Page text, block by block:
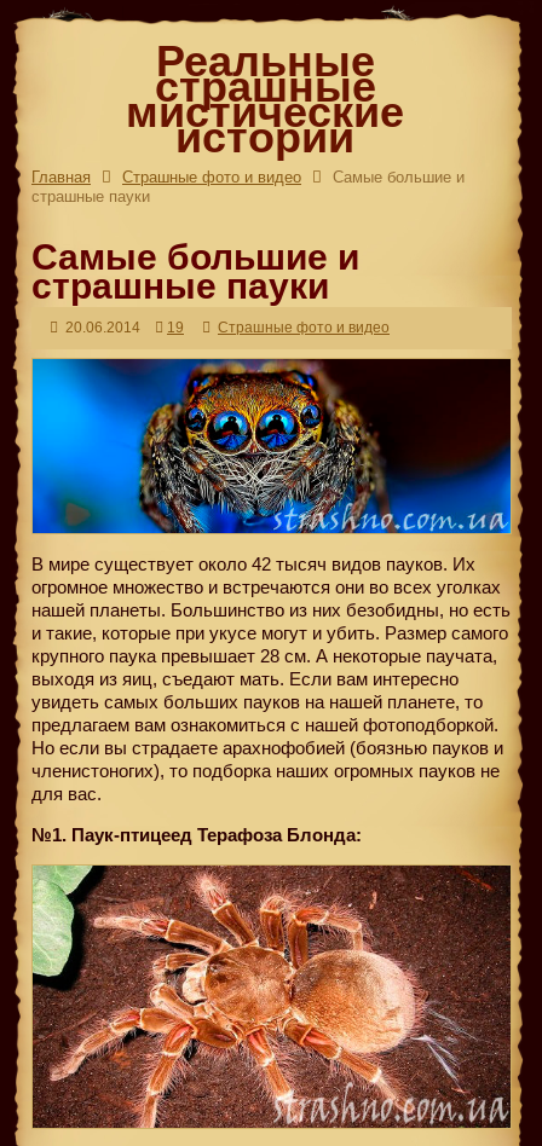
Реальные
страшные
мистические
истории
Главная Страшные фото и видео
Самые большие и
страшные пауки
Самые большие и
страшные пауки
20.06.2014 19 Страшные фото и видео
В мире существует около 42 тысяч видов пауков. Их
огромное множество и встречаются они во всех уголках
нашей планеты. Большинство из них безобидны, но есть
и такие, которые при укусе могут и убить. Размер самого
крупного паука превышает 28 см. А некоторые паучата,
выходя из яиц, съедают мать. Если вам интересно
увидеть самых больших пауков на нашей планете, то
предлагаем вам ознакомиться с нашей фотоподборкой.
Но если вы страдаете арахнофобией (боязнью пауков и
членистоногих), то подборка наших огромных пауков не
для вас.
№1. Паук-птицеед Терафоза Блонда: